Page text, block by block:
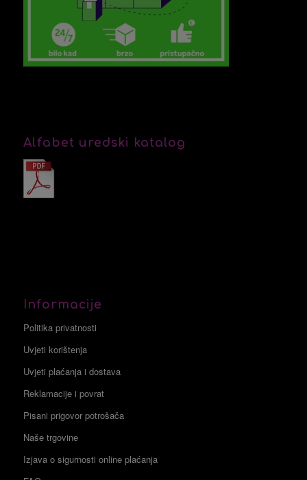
Alfabet uredski katalog
Informacije
Politika privatnosti
Uvjeti korištenja
Uvjeti plaćanja i dostava
Reklamacije i povrat
Pisani prigovor potrošača
Naše trgovine
Izjava o sigurnosti online plaćanja